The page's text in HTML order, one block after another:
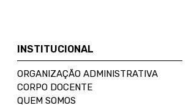
INSTITUCIONAL
ORGANIZAÇÃO ADMINISTRATIVA
CORPO DOCENTE
QUEM SOMOS